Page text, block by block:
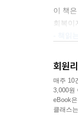
이 책
회복이
친절하
- 손현
회원
매주 10
3,000원
eBook
클래스